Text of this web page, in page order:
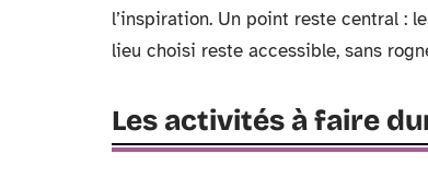
l’inspiration. Un point reste central :
lieu choisi reste accessible, sans
Les activités à faire